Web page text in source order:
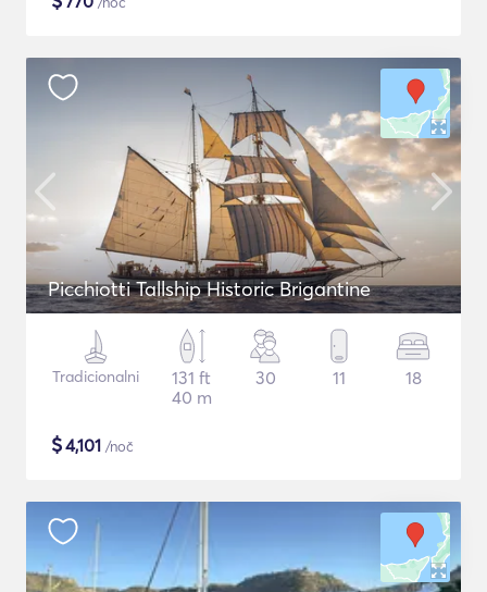
Picchiotti Tallship Historic Brigantine
Tradicionalni
131 ft
40 m
30 11 18
$4,101 /noč